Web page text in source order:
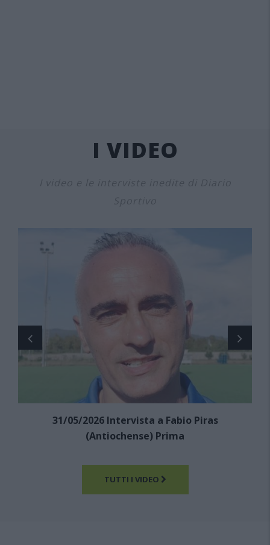
I VIDEO
I video e le interviste inedite di Diario
Sportivo
31/05/2026 Intervista a Fabio Piras
(Antiochense) Prima
TUTTI I VIDEO